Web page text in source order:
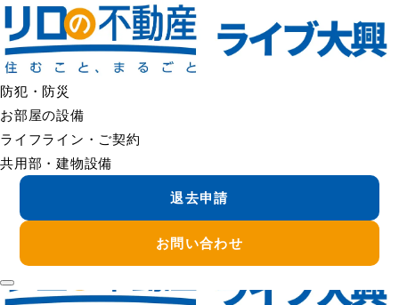
防犯・防災
お部屋の設備
ライフライン・ご契約
共用部・建物設備
退去申請
お問い合わせ
＜＜ FAQの一覧へ戻る
入居期間中に保証会社の解約はできますか
保証会社の利用は、賃貸借契約の条件となっている場合が多
く、入居期間中に任意で解約できないことがあります。
契約内容により扱いが異なるため、まずは賃貸借契約書・保証
委託契約書をご確認ください。
ご不明な場合は、管理会社へお問い合わせください。